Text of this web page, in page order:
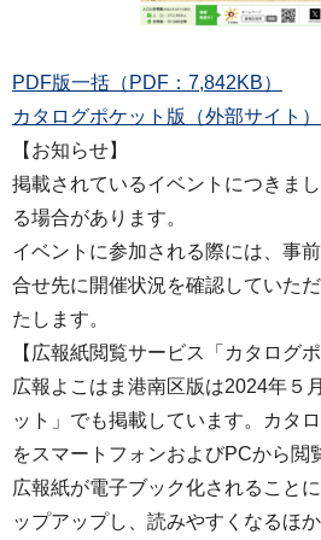
PDF版一括（PDF：7,842KB）
カタログポケット版（外部サイト）
【お知らせ】
掲載されているイベントにつきま
る場合があります。
イベントに参加される際には、事
合せ先に開催状況を確認していた
たします。
【広報紙閲覧サービス「カタログポ
広報よこはま港南区版は2024年５
ット」でも掲載しています。カタ
をスマートフォンおよびPCから閲
広報紙が電子ブック化されること
ップアップし、読みやすくなるほ